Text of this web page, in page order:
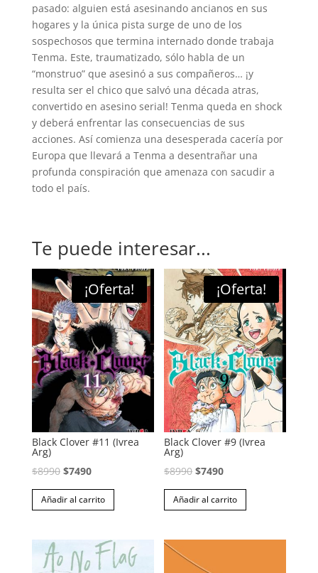
pasado: alguien está asesinando ancianos en sus
hogares y la única pista surge de uno de los
sospechosos que termina internado donde trabaja
Tenma. Este, traumatizado, sólo habla de un
“monstruo” que asesinó a sus compañeros… ¡y
resulta ser el chico que salvó una década atras,
convertido en asesino serial! Tenma queda en shock
y deberá enfrentar las consecuencias de sus
acciones. Así comienza una desesperada cacería por
Europa que llevará a Tenma a desentrañar una
profunda conspiración que amenaza con sacudir a
todo el país.
Te puede interesar...
¡Oferta!
Black Clover #11 (Ivrea
Arg)
$8990 El
precio
original
$8990.
$7490El
precio
actual
$7490.
Añadir al carrito
¡Oferta!
Black Clover #9 (Ivrea
Arg)
$8990 El
precio
original
$8990.
$7490El
precio
actual
$7490.
Añadir al carrito